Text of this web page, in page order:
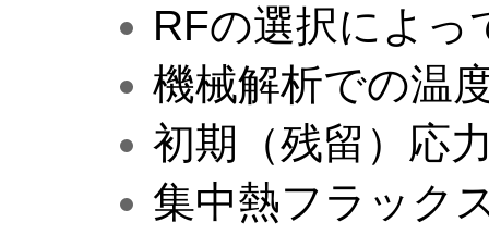
RFの選択によっ
機械解析での温
初期（残留）応
集中熱フラック